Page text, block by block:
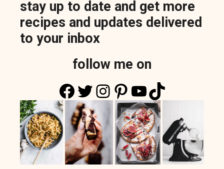
stay up to date and get more
recipes and updates delivered
to your inbox
follow me on
Facebook
Twitter
Instagram
Pinterest
YouTube
TikTok